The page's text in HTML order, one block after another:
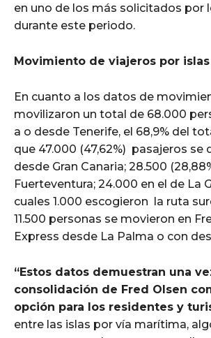
en uno de los más solicitados por
durante este periodo.
Movimiento de viajeros por islas
En cuanto a los datos de
movilizaron un total de 68.000
a o desde Tenerife, el 68,9% del
que 47.000 (47,62%) pasajeros se
desde Gran Canaria; 28.500
Fuerteventura; 24.000 en el de La
cuales 1.000 escogieron la ruta
11.500 personas se movieron en
Express desde La Palma o con
“Estos datos demuestran una
consolidación de Fred Olsen
opción para los residentes y
entre las islas por vía marítima,